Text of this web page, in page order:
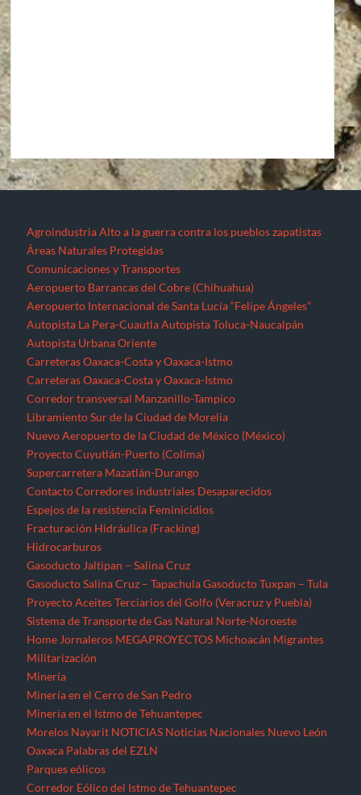
Agroindustria Alto a la guerra contra los pueblos zapatistas
Áreas Naturales Protegidas
Comunicaciones y Transportes
Aeropuerto Barrancas del Cobre (Chihuahua)
Aeropuerto Internacional de Santa Lucía “Felipe Ángeles”
Autopista La Pera-Cuautla Autopista Toluca-Naucalpán
Autopista Urbana Oriente
Carreteras Oaxaca-Costa y Oaxaca-Istmo
Carreteras Oaxaca-Costa y Oaxaca-Istmo
Corredor transversal Manzanillo-Tampico
Libramiento Sur de la Ciudad de Morelia
Nuevo Aeropuerto de la Ciudad de México (México)
Proyecto Cuyutlán-Puerto (Colima)
Supercarretera Mazatlán-Durango
Contacto Corredores industriales Desaparecidos
Espejos de la resistencia Feminicidios
Fracturación Hidráulica (Fracking)
Hidrocarburos
Gasoducto Jaltipan – Salina Cruz
Gasoducto Salina Cruz – Tapachula Gasoducto Tuxpan – Tula
Proyecto Aceites Terciarios del Golfo (Veracruz y Puebla)
Sistema de Transporte de Gas Natural Norte-Noroeste
Home Jornaleros MEGAPROYECTOS Michoacán Migrantes
Militarización
Minería
Minería en el Cerro de San Pedro
Minería en el Istmo de Tehuantepec
Morelos Nayarit NOTICIAS Noticias Nacionales Nuevo León
Oaxaca Palabras del EZLN
Parques eólicos
Corredor Eólico del Istmo de Tehuantepec